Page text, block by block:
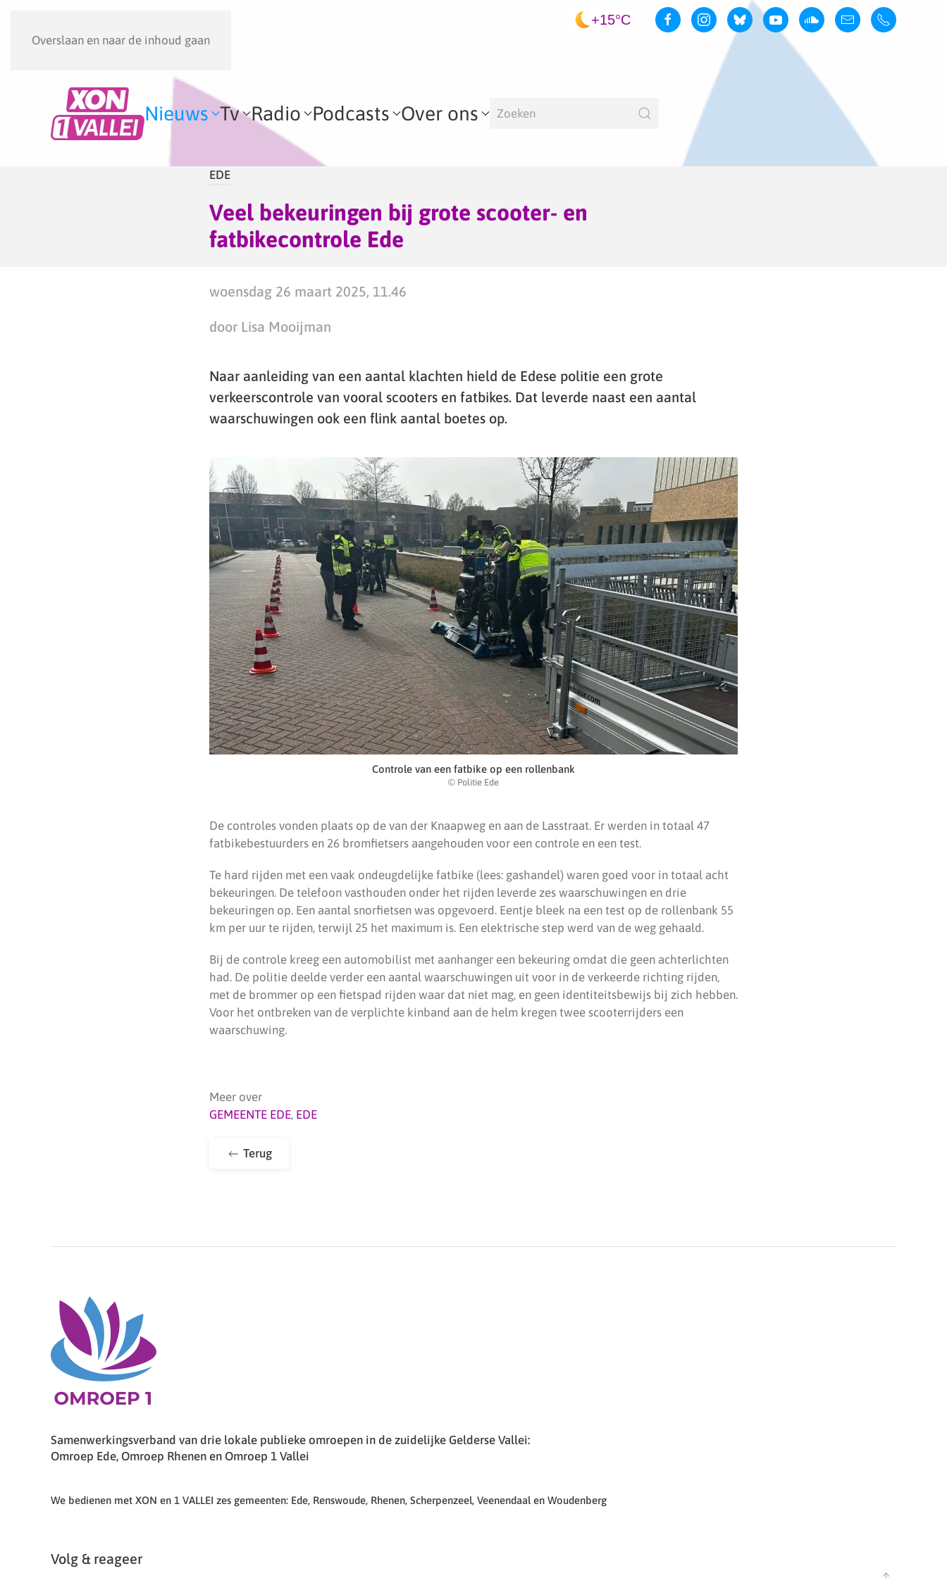
Overslaan en naar de inhoud gaan
+15°C
Nieuws Tv Radio Podcasts Over ons
EDE
Veel bekeuringen bij grote scooter- en
fatbikecontrole Ede
woensdag 26 maart 2025, 11.46
door Lisa Mooijman
Naar aanleiding van een aantal klachten hield de Edese politie een grote
verkeerscontrole van vooral scooters en fatbikes. Dat leverde naast een aantal
waarschuwingen ook een flink aantal boetes op.
Controle van een fatbike op een rollenbank
© Politie Ede
De controles vonden plaats op de van der Knaapweg en aan de Lasstraat. Er werden in totaal 47
fatbikebestuurders en 26 bromfietsers aangehouden voor een controle en een test.
Te hard rijden met een vaak ondeugdelijke fatbike (lees: gashandel) waren goed voor in totaal acht
bekeuringen. De telefoon vasthouden onder het rijden leverde zes waarschuwingen en drie
bekeuringen op. Een aantal snorfietsen was opgevoerd. Eentje bleek na een test op de rollenbank 55
km per uur te rijden, terwijl 25 het maximum is. Een elektrische step werd van de weg gehaald.
Bij de controle kreeg een automobilist met aanhanger een bekeuring omdat die geen achterlichten
had. De politie deelde verder een aantal waarschuwingen uit voor in de verkeerde richting rijden,
met de brommer op een fietspad rijden waar dat niet mag, en geen identiteitsbewijs bij zich hebben.
Voor het ontbreken van de verplichte kinband aan de helm kregen twee scooterrijders een
waarschuwing.
Meer over
GEMEENTE EDE, EDE
Terug
Samenwerkingsverband van drie lokale publieke omroepen in de zuidelijke Gelderse Vallei:
Omroep Ede, Omroep Rhenen en Omroep 1 Vallei
We bedienen met XON en 1 VALLEI zes gemeenten: Ede, Renswoude, Rhenen, Scherpenzeel, Veenendaal en Woudenberg
Volg & reageer